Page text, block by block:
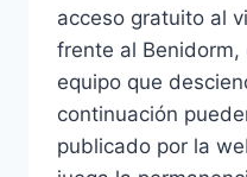
acceso gratuito al
frente al
equipo que
continuación
publicado por la